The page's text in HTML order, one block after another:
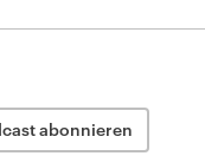
abonnieren